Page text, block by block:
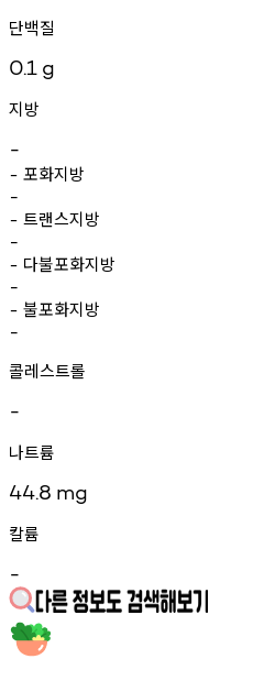
단백질
0.1 g
지방
-
- 포화지방
-
- 트랜스지방
-
- 다불포화지방
-
- 불포화지방
-
콜레스트롤
-
나트륨
44.8 mg
칼륨
-